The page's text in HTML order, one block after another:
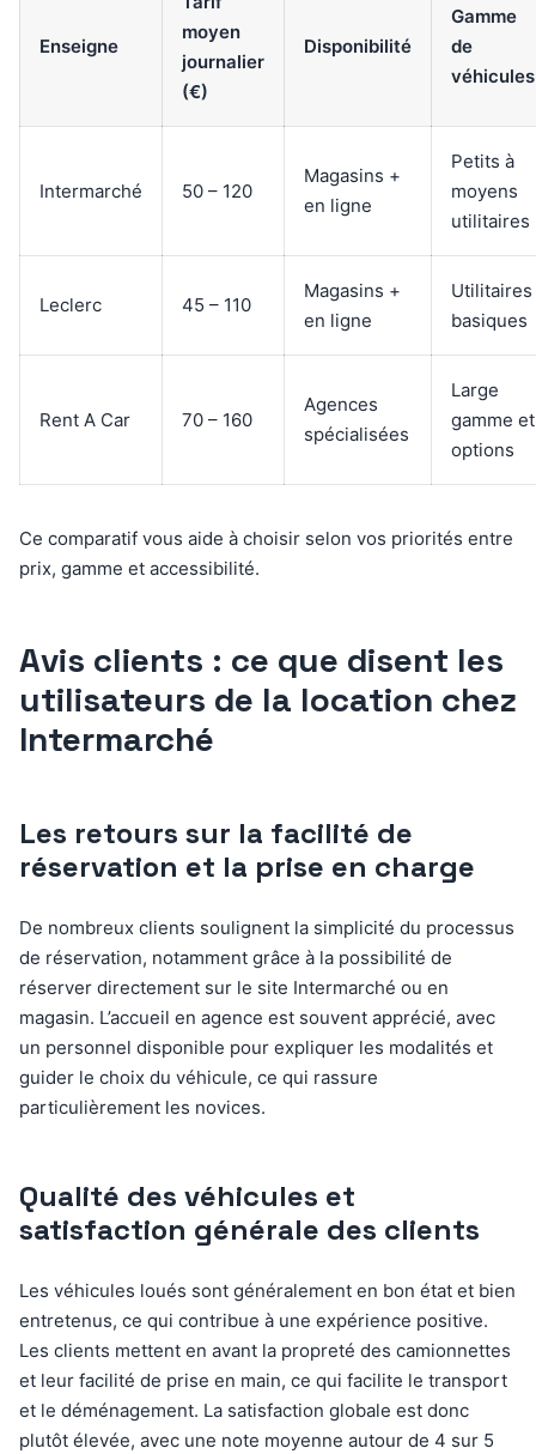
Enseigne
moyen
journalier
(€)
Disponibilité
Gamme
de
véhicules
Intermarché 50 – 120
Magasins +
en ligne
Petits à
moyens
utilitaires
Leclerc 45 – 110
Magasins +
en ligne
Utilitaires
basiques
Rent A Car 70 – 160
Agences
spécialisées
Large
gamme et
options
Ce comparatif vous aide à choisir selon vos priorités entre
prix, gamme et accessibilité.
Avis clients : ce que disent les
utilisateurs de la location chez
Intermarché
Les retours sur la facilité de
réservation et la prise en charge
De nombreux clients soulignent la simplicité du processus
de réservation, notamment grâce à la possibilité de
réserver directement sur le site Intermarché ou en
magasin. L’accueil en agence est souvent apprécié, avec
un personnel disponible pour expliquer les modalités et
guider le choix du véhicule, ce qui rassure
particulièrement les novices.
Qualité des véhicules et
satisfaction générale des clients
Les véhicules loués sont généralement en bon état et bien
entretenus, ce qui contribue à une expérience positive.
Les clients mettent en avant la propreté des camionnettes
et leur facilité de prise en main, ce qui facilite le transport
et le déménagement. La satisfaction globale est donc
plutôt élevée, avec une note moyenne autour de 4 sur 5